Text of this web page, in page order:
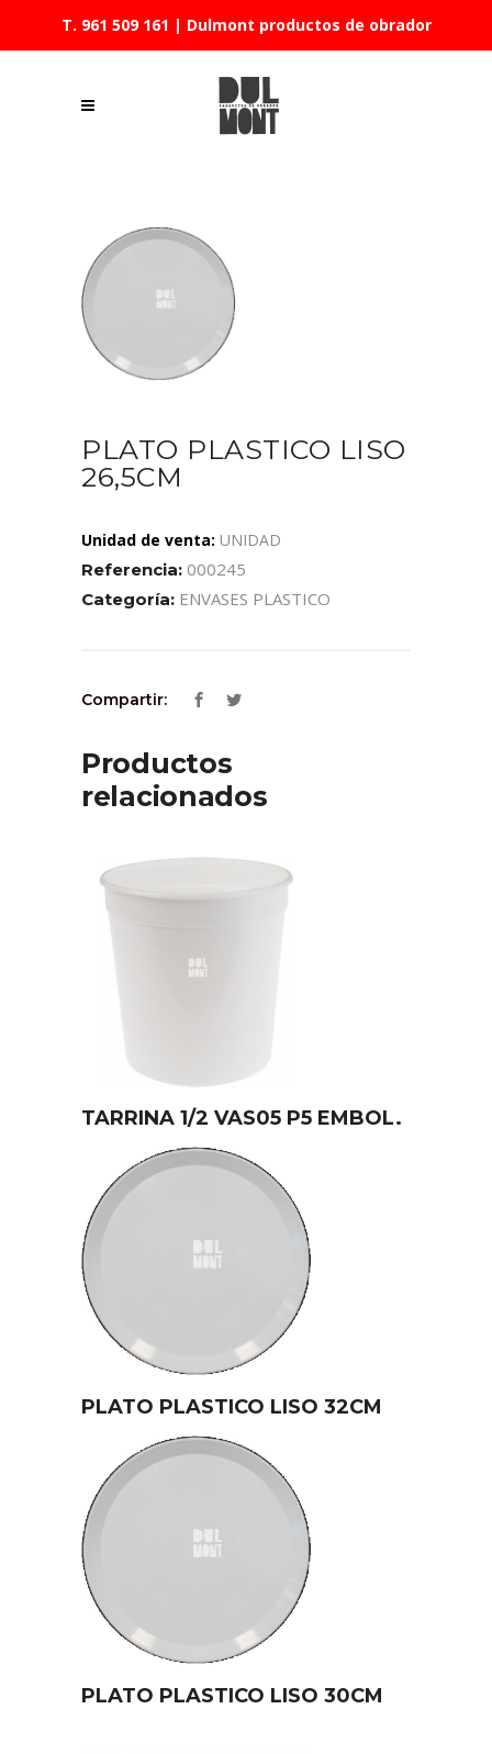
T. 961 509 161 | Dulmont productos de obrador
PLATO PLASTICO LISO
26,5CM
Unidad de venta: UNIDAD
Referencia: 000245
Categoría: ENVASES PLASTICO
Compartir:
Productos
relacionados
TARRINA 1/2 VAS05 P5 EMBOL.
PLATO PLASTICO LISO 32CM
PLATO PLASTICO LISO 30CM